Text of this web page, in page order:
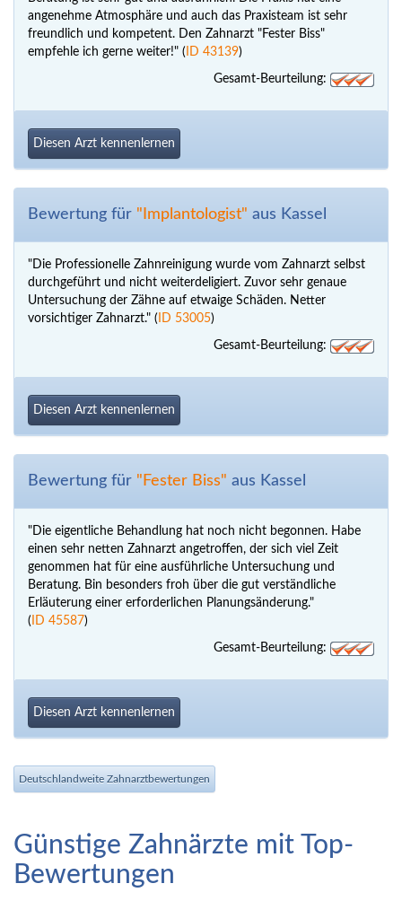
angenehme Atmosphäre und auch das Praxisteam ist sehr
freundlich und kompetent. Den Zahnarzt "Fester Biss"
empfehle ich gerne weiter!" ( ID 43139)
Gesamt-Beurteilung:
Diesen Arzt kennenlernen
Bewertung für "Implantologist" aus Kassel
"Die Professionelle Zahnreinigung wurde vom Zahnarzt selbst
durchgeführt und nicht weiterdeligiert. Zuvor sehr genaue
Untersuchung der Zähne auf etwaige Schäden. Netter
vorsichtiger Zahnarzt." ( ID 53005)
Gesamt-Beurteilung:
Diesen Arzt kennenlernen
Bewertung für "Fester Biss" aus Kassel
"Die eigentliche Behandlung hat noch nicht begonnen. Habe
einen sehr netten Zahnarzt angetroffen, der sich viel Zeit
genommen hat für eine ausführliche Untersuchung und
Beratung. Bin besonders froh über die gut verständliche
Erläuterung einer erforderlichen Planungsänderung."
( ID 45587)
Gesamt-Beurteilung:
Diesen Arzt kennenlernen
Deutschlandweite Zahnarztbewertungen
Günstige Zahnärzte mit Top-
Bewertungen